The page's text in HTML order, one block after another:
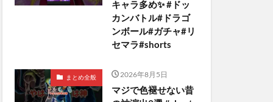
キャラ多め✨️ #ドッ
カンバトル#ドラゴ
ンボール#ガチャ#リ
セマラ#shorts
まとめ全般 2026年8月5日
マジで色褪せない昔